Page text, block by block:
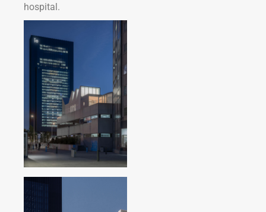
hospital.